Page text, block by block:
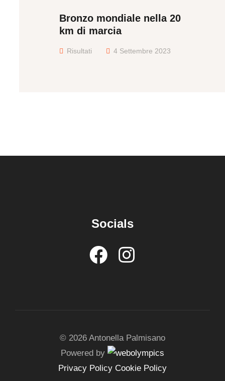
Bronzo mondiale nella 20
km di marcia
Risultati 4 Settembre 2023
Socials
© 2026 Antonella Palmisano
Powered by
Privacy Policy Cookie Policy